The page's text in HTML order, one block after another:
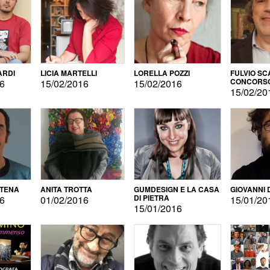
LICIA MARTELLI
15/02/2016
LORELLA POZZI
15/02/2016
FULVIO
15/02/
ANITA TROTTA
01/02/2016
GUMDESIGN E LA CASA
DI PIETRA
15/01/2016
GIOVANNI
15/01/